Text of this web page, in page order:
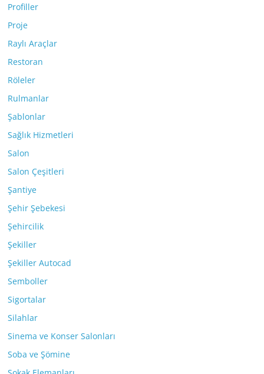
Profiller
Proje
Raylı Araçlar
Restoran
Röleler
Rulmanlar
Şablonlar
Sağlık Hizmetleri
Salon
Salon Çeşitleri
Şantiye
Şehir Şebekesi
Şehircilik
Şekiller
Şekiller Autocad
Semboller
Sigortalar
Silahlar
Sinema ve Konser Salonları
Soba ve Şömine